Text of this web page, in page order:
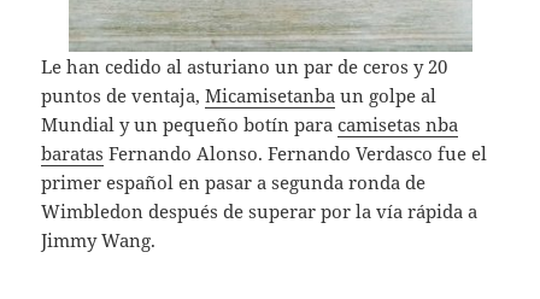
Le han cedido al asturiano un par de ceros y 20
puntos de ventaja,Micamisetanba un golpe al
Mundial y un pequeño botín paracamisetas nba
baratas Fernando Alonso. Fernando Verdasco fue el
primer español en pasar a segunda ronda de
Wimbledon después de superar por la vía rápida a
Jimmy Wang.